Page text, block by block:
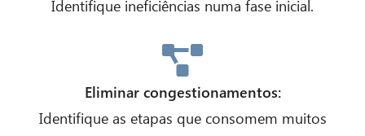
Identifique ineficiências numa fase inicial.
Eliminar congestionamentos:
Identifique as etapas que consomem muitos